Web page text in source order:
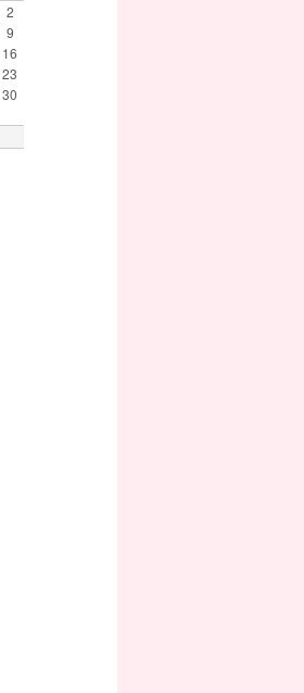
2
9
16
23
30